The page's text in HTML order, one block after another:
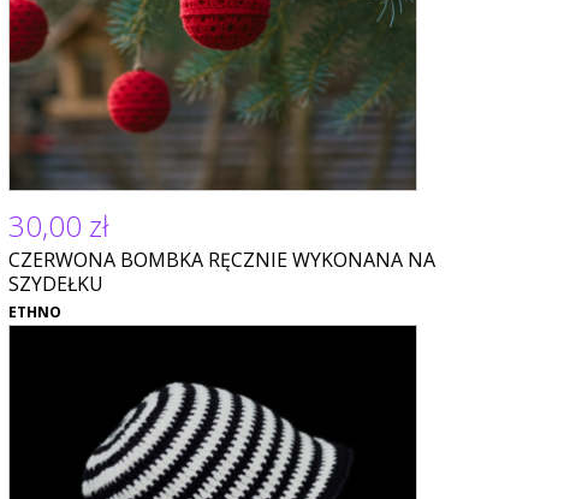
30,00 zł
CZERWONA BOMBKA RĘCZNIE WYKONANA NA
SZYDEŁKU
ETHNO